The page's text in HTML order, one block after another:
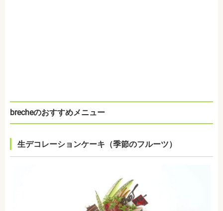
brecheのおすすめメニュー
生デコレーションケーキ（季節のフルーツ）